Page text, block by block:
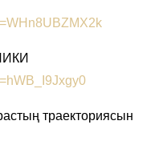
траекториясын